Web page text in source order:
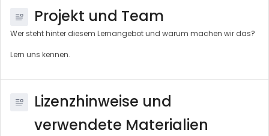
Projekt und Team
Wer steht hinter diesem Lernangebot und warum machen wir das?
Lern uns kennen.
Lizenzhinweise und
verwendete Materialien